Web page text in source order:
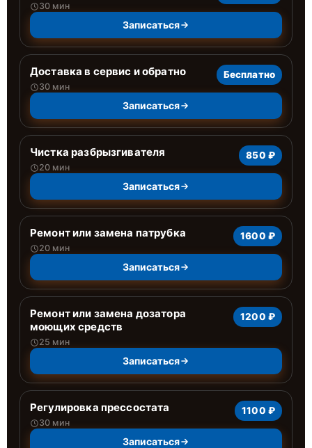
30 мин
Записаться
Доставка в сервис и обратно
30 мин
Бесплатно
Записаться
Чистка разбрызгивателя
20 мин
850 ₽
Записаться
Ремонт или замена патрубка
20 мин
1600 ₽
Записаться
Ремонт или замена дозатора
моющих средств
25 мин
1200 ₽
Записаться
Регулировка прессостата
30 мин
1100 ₽
Записаться